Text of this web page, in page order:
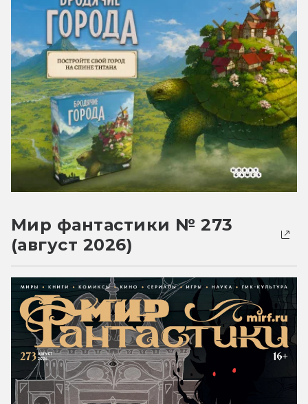
Мир фантастики № 273
(август 2026)